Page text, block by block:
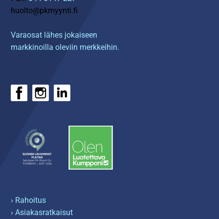
huolto@pkmyynti.fi
Varaosat lähes jokaiseen
markkinoilla oleviin merkkeihin.
› Rahoitus
› Asiakasratkaisut